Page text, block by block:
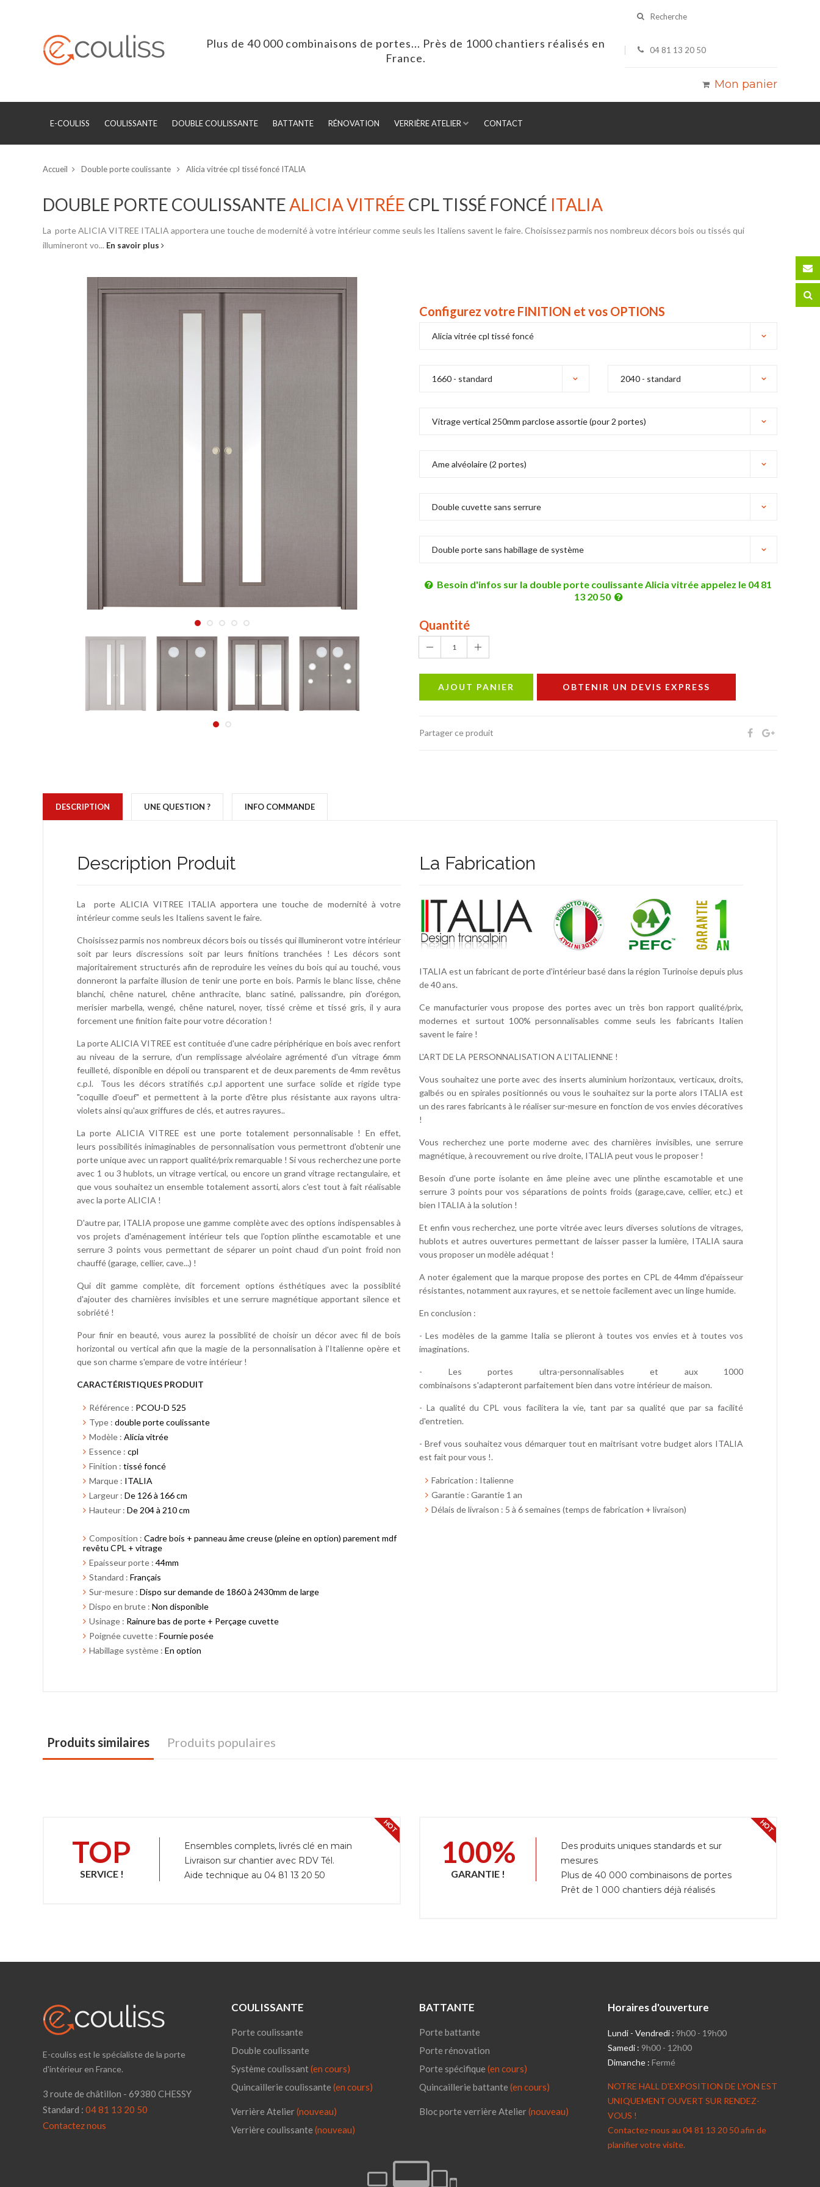
Plus de 40 000 combinaisons de portes... Près de 1000 chantiers réalisés en
France.
Recherche
04 81 13 20 50
Mon panier
E-COULISS COULISSANTE DOUBLE COULISSANTE BATTANTE RÉNOVATION VERRIÈRE ATELIER CONTACT
Accueil Double porte coulissante Alicia vitrée cpl tissé foncé ITALIA
DOUBLE PORTE COULISSANTEALICIA VITRÉE CPL TISSÉ FONCÉ ITALIA
La porte ALICIA VITREE ITALIA apportera une touche de modernité à votre intérieur comme seuls les Italiens savent le faire. Choisissez parmis nos nombreux décors bois ou tissés qui
illumineront vo... En savoir plus
Configurez votre FINITION et vos OPTIONS
Besoin d'infos sur la double porte coulissante Alicia vitrée appelez le 04 81
13 20 50
Quantité
1
AJOUT PANIER OBTENIR UN DEVIS EXPRESS
Partager ce produit
DESCRIPTION UNE QUESTION ? INFO COMMANDE
Description Produit
La porte ALICIA VITREE ITALIA apportera une touche de modernité à votre
intérieur comme seuls les Italiens savent le faire.
Choisissez parmis nos nombreux décors bois ou tissés qui illumineront votre intérieur
soit par leurs discressions soit par leurs finitions tranchées ! Les décors sont
majoritairement structurés afin de reproduire les veines du bois qui au touché, vous
donneront la parfaite illusion de tenir une porte en bois. Parmis le blanc lisse, chêne
blanchi, chêne naturel, chêne anthracite, blanc satiné, palissandre, pin d'orégon,
merisier marbella, wengé, chêne naturel, noyer, tissé crème et tissé gris, il y aura
forcement une finition faite pour votre décoration !
La porte ALICIA VITREE est contituée d'une cadre périphérique en bois avec renfort
au niveau de la serrure, d'un remplissage alvéolaire agrémenté d'un vitrage 6mm
feuilleté, disponible en dépoli ou transparent et de deux parements de 4mm revêtus
c.p.l. Tous les décors stratifiés c.p.l apportent une surface solide et rigide type
"coquille d'oeuf" et permettent à la porte d'être plus résistante aux rayons ultra-
violets ainsi qu'aux griffures de clés, et autres rayures..
La porte ALICIA VITREE est une porte totalement personnalisable ! En effet,
leurs possibilités inimaginables de personnalisation vous permettront d'obtenir une
porte unique avec un rapport qualité/prix remarquable ! Si vous recherchez une porte
avec 1 ou 3 hublots, un vitrage vertical, ou encore un grand vitrage rectangulaire, et
que vous souhaitez un ensemble totalement assorti, alors c'est tout à fait réalisable
avec la porte ALICIA !
D'autre par, ITALIA propose une gamme complète avec des options indispensables à
vos projets d'aménagement intérieur tels que l'option plinthe escamotable et une
serrure 3 points vous permettant de séparer un point chaud d'un point froid non
chauffé (garage, cellier, cave...) !
Qui dit gamme complète, dit forcement options ésthétiques avec la possiblité
d'ajouter des charnières invisibles et une serrure magnétique apportant silence et
sobriété !
Pour finir en beauté, vous aurez la possiblité de choisir un décor avec fil de bois
horizontal ou vertical afin que la magie de la personnalisation à l'Italienne opère et
que son charme s'empare de votre intérieur !
CARACTÉRISTIQUES PRODUIT
Référence : PCOU-D 525
Type : double porte coulissante
Modèle : Alicia vitrée
Essence : cpl
Finition : tissé foncé
Marque : ITALIA
Largeur : De 126 à 166 cm
Hauteur : De 204 à 210 cm
Composition : Cadre bois + panneau âme creuse (pleine en option) parement mdf
revêtu CPL + vitrage
Epaisseur porte : 44mm
Standard : Français
Sur-mesure : Dispo sur demande de 1860 à 2430mm de large
Dispo en brute : Non disponible
Usinage : Rainure bas de porte + Perçage cuvette
Poignée cuvette : Fournie posée
Habillage système : En option
La Fabrication
ITALIA est un fabricant de porte d'intérieur basé dans la région Turinoise depuis plus
de 40 ans.
Ce manufacturier vous propose des portes avec un très bon rapport qualité/prix,
modernes et surtout 100% personnalisables comme seuls les fabricants Italien
savent le faire !
L'ART DE LA PERSONNALISATION A L'ITALIENNE !
Vous souhaitez une porte avec des inserts aluminium horizontaux, verticaux, droits,
galbés ou en spirales positionnés ou vous le souhaitez sur la porte alors ITALIA est
un des rares fabricants à le réaliser sur-mesure en fonction de vos envies décoratives
!
Vous recherchez une porte moderne avec des charnières invisibles, une serrure
magnétique, à recouvrement ou rive droite, ITALIA peut vous le proposer !
Besoin d'une porte isolante en âme pleine avec une plinthe escamotable et une
serrure 3 points pour vos séparations de points froids (garage,cave, cellier, etc.) et
bien ITALIA à la solution !
Et enfin vous recherchez, une porte vitrée avec leurs diverses solutions de vitrages,
hublots et autres ouvertures permettant de laisser passer la lumière, ITALIA saura
vous proposer un modèle adéquat !
A noter également que la marque propose des portes en CPL de 44mm d'épaisseur
résistantes, notamment aux rayures, et se nettoie facilement avec un linge humide.
En conclusion :
- Les modèles de la gamme Italia se plieront à toutes vos envies et à toutes vos
imaginations.
- Les portes ultra-personnalisables et aux 1000
combinaisons s'adapteront parfaitement bien dans votre intérieur de maison.
- La qualité du CPL vous facilitera la vie, tant par sa qualité que par sa facilité
d'entretien.
- Bref vous souhaitez vous démarquer tout en maitrisant votre budget alors ITALIA
est fait pour vous !.
Fabrication : Italienne
Garantie : Garantie 1 an
Délais de livraison : 5 à 6 semaines (temps de fabrication + livraison)
Produits similaires Produits populaires
HOT
TOP
SERVICE !
Ensembles complets, livrés clé en main
Livraison sur chantier avec RDV Tél.
Aide technique au 04 81 13 20 50
HOT
100%
GARANTIE !
Des produits uniques standards et sur
mesures
Plus de 40 000 combinaisons de portes
Prêt de 1 000 chantiers déjà réalisés
E-couliss est le spécialiste de la porte
d'intérieur en France.
3 route de châtillon - 69380 CHESSY
Standard : 04 81 13 20 50
Contactez nous
COULISSANTE
Porte coulissante
Double coulissante
Système coulissant(en cours)
Quincaillerie coulissante (en cours)
Verrière Atelier(nouveau)
Verrière coulissante (nouveau)
BATTANTE
Porte battante
Porte rénovation
Porte spécifique (en cours)
Quincaillerie battante (en cours)
Bloc porte verrière Atelier(nouveau)
Horaires d'ouverture
Lundi - Vendredi : 9h00 - 19h00
Samedi : 9h00 - 12h00
Dimanche : Fermé
NOTRE HALL D'EXPOSITION DE LYON EST
UNIQUEMENT OUVERT SUR RENDEZ-
VOUS !
Contactez-nous au 04 81 13 20 50 afin de
planifier votre visite.